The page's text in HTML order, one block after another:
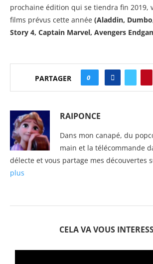
prochaine édition qui se tiendra fin 2019,
films prévus cette année (Aladdin,
Story 4, Captain Marvel, Avengers
PARTAGER 0
RAIPONCE
Dans mon canapé, du
main et la télécommande
délecte et vous partage mes découvertes
plus
CELA VA VOUS